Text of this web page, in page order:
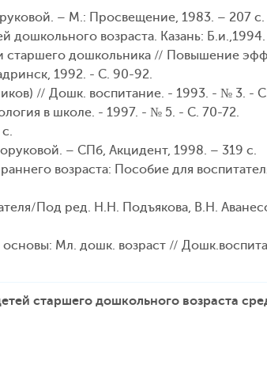
– М.: Просвещение, 1983. – 207 с.
дошкольного возраста. Казань:
старшего дошкольника // Повышение
1992. - С. 90-92.
// Дошк. воспитание. - 1993. - № 3. -
в школе. - 1997. - № 5. - С. 70-72.
– СПб, Акцидент, 1998. – 319 с.
возраста: Пособие для
Под ред. Н.Н. Подъякова, В.Н.
основы: Мл. дошк. возраст //
старшего дошкольного возраста